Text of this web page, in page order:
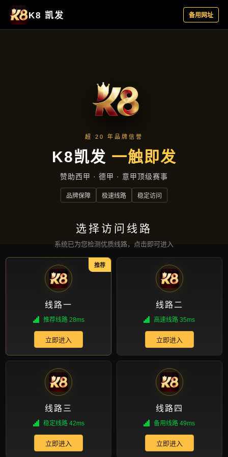
新闻视窗
首页 新闻视窗